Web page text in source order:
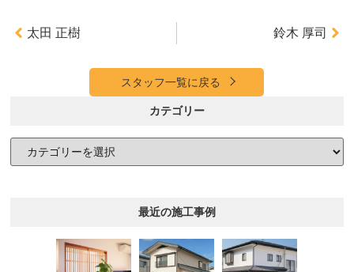
太田 正樹 鈴木 厚司
スタッフ一覧に戻る
カテゴリー
最近の施工事例